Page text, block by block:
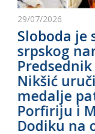
29/07/2026
Sloboda je
srpskog
Nikšić
medalje
Porfiriju i
Dodiku na